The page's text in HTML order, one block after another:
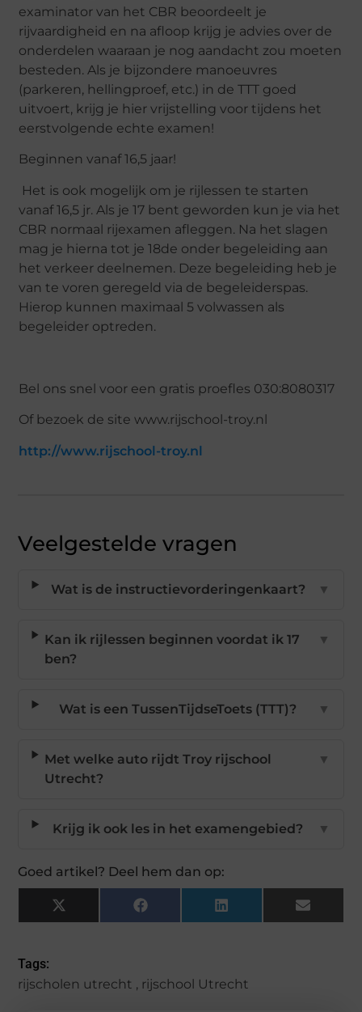
examinator van het CBR beoordeelt je
rijvaardigheid en na afloop krijg je advies over de
onderdelen waaraan je nog aandacht zou moeten
besteden. Als je bijzondere manoeuvres
(parkeren, hellingproef, etc.) in de TTT goed
uitvoert, krijg je hier vrijstelling voor tijdens het
eerstvolgende echte examen!
Beginnen vanaf 16,5 jaar!
Het is ook mogelijk om je rijlessen te starten
vanaf 16,5 jr. Als je 17 bent geworden kun je via het
CBR normaal rijexamen afleggen. Na het slagen
mag je hierna tot je 18de onder begeleiding aan
het verkeer deelnemen. Deze begeleiding heb je
van te voren geregeld via de begeleiderspas.
Hierop kunnen maximaal 5 volwassen als
begeleider optreden.
Bel ons snel voor een gratis proefles 030:8080317
Of bezoek de site www.rijschool-troy.nl
http://www.rijschool-troy.nl
Veelgestelde vragen
Wat is de instructievorderingenkaart? ▼
Kan ik rijlessen beginnen voordat ik 17
ben?
▼
Wat is een TussenTijdseToets (TTT)? ▼
Met welke auto rijdt Troy rijschool
Utrecht?
▼
Krijg ik ook les in het examengebied? ▼
Goed artikel? Deel hem dan op:
X
(Twitter)
Facebook LinkedIn Email
Tags:
rijscholen utrecht , rijschool Utrecht